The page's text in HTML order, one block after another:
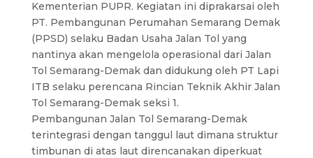
Kementerian PUPR. Kegiatan ini diprakarsai oleh
PT. Pembangunan Perumahan Semarang Demak
(PPSD) selaku Badan Usaha Jalan Tol yang
nantinya akan mengelola operasional dari Jalan
Tol Semarang-Demak dan didukung oleh PT Lapi
ITB selaku perencana Rincian Teknik Akhir Jalan
Tol Semarang-Demak seksi 1.
Pembangunan Jalan Tol Semarang-Demak
terintegrasi dengan tanggul laut dimana struktur
timbunan di atas laut direncanakan diperkuat